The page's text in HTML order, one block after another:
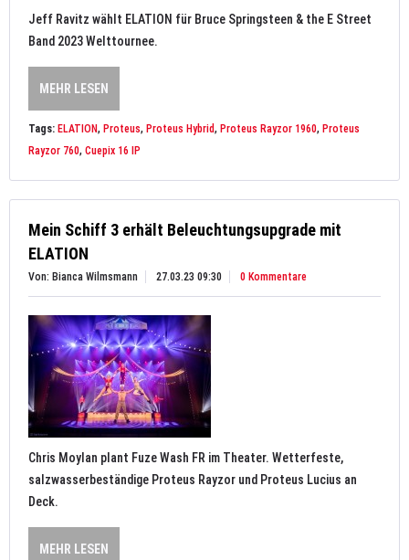
Jeff Ravitz wählt ELATION für Bruce Springsteen & the E Street
Band 2023 Welttournee.
MEHR LESEN
Tags: ELATION, Proteus, Proteus Hybrid, Proteus Rayzor 1960, Proteus
Rayzor 760, Cuepix 16 IP
Mein Schiff 3 erhält Beleuchtungsupgrade mit
ELATION
Von: Bianca Wilmsmann 27.03.23 09:30 0 Kommentare
Chris Moylan plant Fuze Wash FR im Theater. Wetterfeste,
salzwasserbeständige Proteus Rayzor und Proteus Lucius an
Deck.
MEHR LESEN